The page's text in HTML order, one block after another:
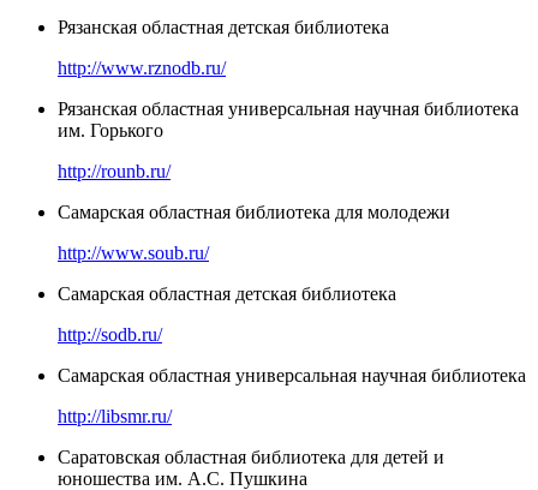
Рязанская областная детская библиотека
http://www.rznodb.ru/
Рязанская областная универсальная научная библиотека
им. Горького
http://rounb.ru/
Самарская областная библиотека для молодежи
http://www.soub.ru/
Самарская областная детская библиотека
http://sodb.ru/
Самарская областная универсальная научная библиотека
http://libsmr.ru/
Саратовская областная библиотека для детей и
юношества им. А.С. Пушкина